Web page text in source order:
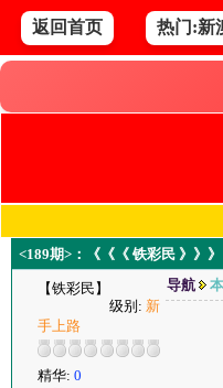
返回首页 热门:新
<189期>：《《《 铁彩民 》》
【铁彩民】
级别: 新
手上路
精华: 0
导航